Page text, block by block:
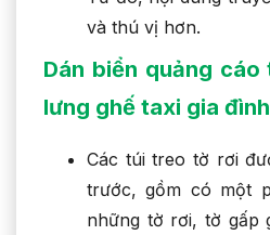
và thú vị hơn.
Dán biển quảng cáo
lưng ghế taxi gia đình
Các túi treo tờ rơi
trước, gồm có một
những tờ rơi, tờ gấp